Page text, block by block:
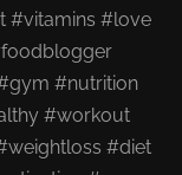
#vitamins #love
#nutrition
#workout
#diet